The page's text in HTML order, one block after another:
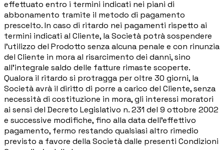
effettuato entro i termini indicati nei piani di
abbonamento tramite il metodo di pagamento
prescelto. In caso di ritardo nei pagamenti rispetto ai
termini indicati al Cliente, la Società potrà sospendere
l'utilizzo del Prodotto senza alcuna penale e con rinunzia
del Cliente in mora al risarcimento dei danni, sino
all'integrale saldo delle fatture rimaste scoperte.
Qualora il ritardo si protragga per oltre 30 giorni, la
Società avrà il diritto di porre a carico del Cliente, senza
necessità di costituzione in mora, gli interessi moratori
ai sensi del Decreto Legislativo n. 231 del 9 ottobre 2002
e successive modifiche, fino alla data dell'effettivo
pagamento, fermo restando qualsiasi altro rimedio
previsto a favore della Società dalle presenti Condizioni